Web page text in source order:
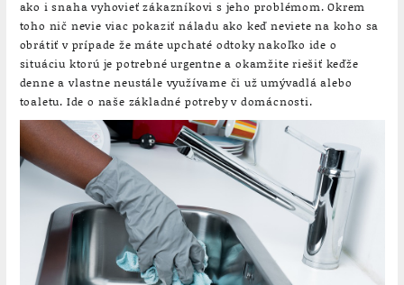
ako i snaha vyhovieť zákazníkovi s jeho problémom. Okrem
toho nič nevie viac pokaziť náladu ako keď neviete na koho sa
obrátiť v prípade že máte upchaté odtoky nakoľko ide o
situáciu ktorú je potrebné urgentne a okamžite riešiť keďže
denne a vlastne neustále využívame či už umývadlá alebo
toaletu. Ide o naše základné potreby v domácnosti.